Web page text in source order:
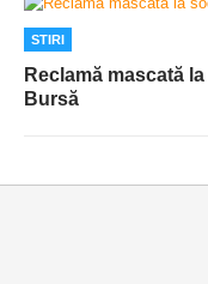
STIRI
Reclamă mascată
Bursă